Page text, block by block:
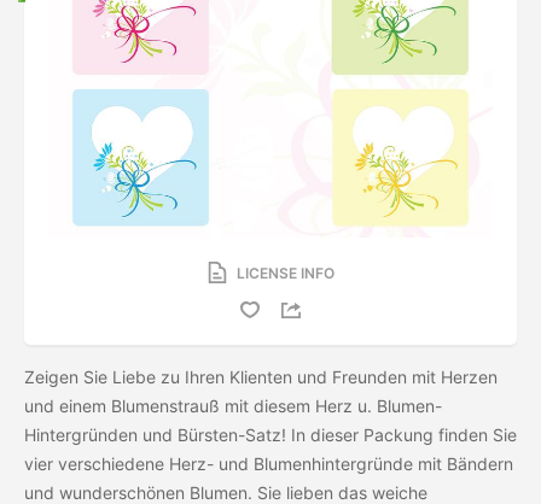
LICENSE INFO
Zeigen Sie Liebe zu Ihren Klienten und Freunden mit Herzen
und einem Blumenstrauß mit diesem Herz u. Blumen-
Hintergründen und Bürsten-Satz! In dieser Packung finden Sie
vier verschiedene Herz- und Blumenhintergründe mit Bändern
und wunderschönen Blumen. Sie lieben das weiche